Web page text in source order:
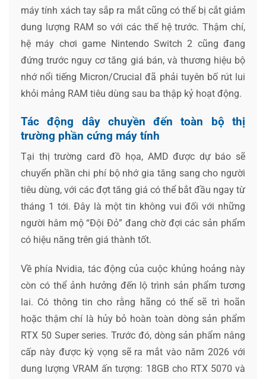
máy tính xách tay sắp ra mắt cũng có thể bị cắt giảm
dung lượng RAM so với các thế hệ trước. Thậm chí,
hệ máy chơi game Nintendo Switch 2 cũng đang
đứng trước nguy cơ tăng giá bán, và thương hiệu bộ
nhớ nổi tiếng Micron/Crucial đã phải tuyên bố rút lui
khỏi mảng RAM tiêu dùng sau ba thập kỷ hoạt động.
Tác động dây chuyền đến toàn bộ thị
trường phần cứng máy tính
Tại thị trường card đồ họa, AMD được dự báo sẽ
chuyển phần chi phí bộ nhớ gia tăng sang cho người
tiêu dùng, với các đợt tăng giá có thể bắt đầu ngay từ
tháng 1 tới. Đây là một tin không vui đối với những
người hâm mộ “Đội Đỏ” đang chờ đợi các sản phẩm
có hiệu năng trên giá thành tốt.
Về phía Nvidia, tác động của cuộc khủng hoảng này
còn có thể ảnh hưởng đến lộ trình sản phẩm tương
lai. Có thông tin cho rằng hãng có thể sẽ trì hoãn
hoặc thậm chí là hủy bỏ hoàn toàn dòng sản phẩm
RTX 50 Super series. Trước đó, dòng sản phẩm nâng
cấp này được kỳ vọng sẽ ra mắt vào năm 2026 với
dung lượng VRAM ấn tượng: 18GB cho RTX 5070 và